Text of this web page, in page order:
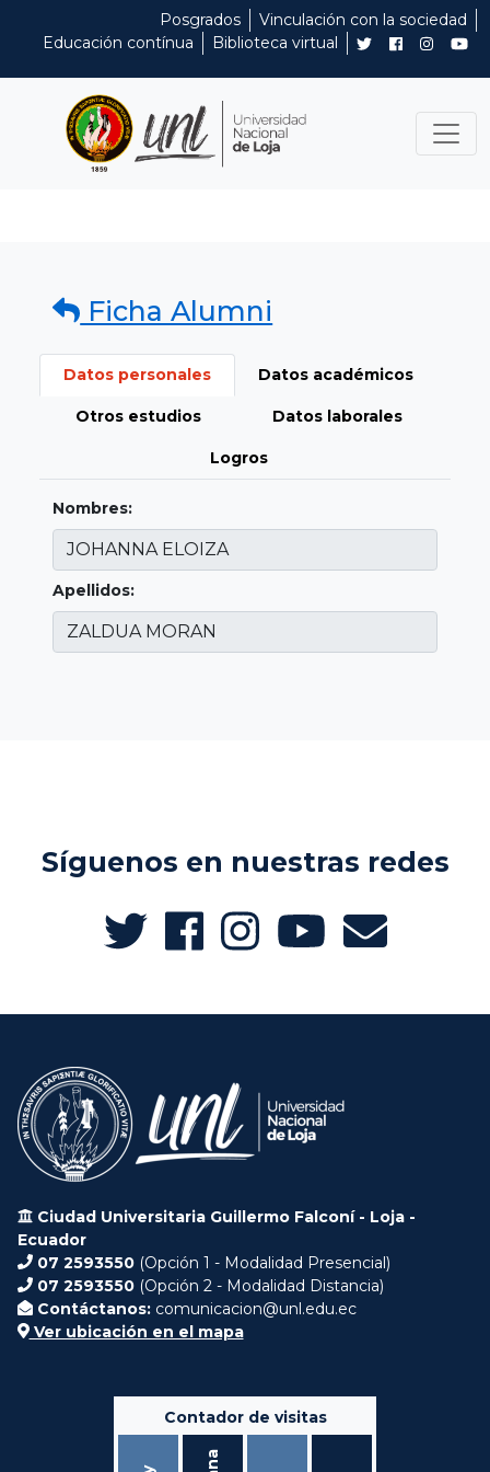
Posgrados
Vinculación con la sociedad
Educación contínua
Biblioteca virtual
Ficha Alumni
Datos personales Datos académicos
Otros estudios Datos laborales
Logros
Nombres:
Apellidos:
Síguenos en nuestras redes
Ciudad Universitaria Guillermo Falconí - Loja -
Ecuador
07 2593550 (Opción 1 - Modalidad Presencial)
07 2593550 (Opción 2 - Modalidad Distancia)
Contáctanos: comunicacion@unl.edu.ec
Ver ubicación en el mapa
Contador de visitas